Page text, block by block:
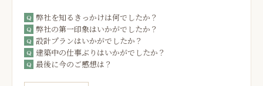
弊社を知るきっかけは何でしたか？
弊社の第一印象はいかがでしたか？
設計プランはいかがでしたか？
建築中の仕事ぶりはいかがでしたか？
最後に今のご感想は？